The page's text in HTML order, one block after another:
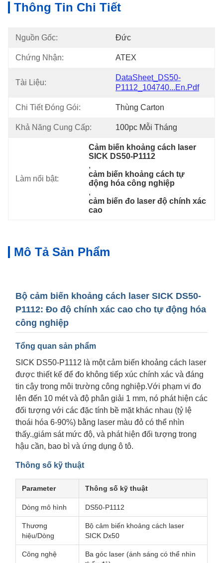
Thông Tin Chi Tiết
Nguồn Gốc: Đức
Chứng Nhận: ATEX
Tài Liệu:
DataSheet_DS50-
P1112_104740...en.pdf
Chi Tiết Đóng Gói: Thùng Carton
Khả Năng Cung Cấp: 100pc Mỗi Tháng
Làm nổi bật:
Cảm biến khoảng cách laser
SICK DS50-P1112
,
cảm biến khoảng cách tự
động hóa công nghiệp
,
cảm biến đo laser độ chính xác
cao
Mô Tả Sản Phẩm
Bộ cảm biến khoảng cách laser SICK DS50-
P1112: Đo độ chính xác cao cho tự động hóa
công nghiệp
Tổng quan sản phẩm
SICK DS50-P1112 là một cảm biến khoảng cách laser
được thiết kế để đo không tiếp xúc chính xác và đáng
tin cậy trong môi trường công nghiệp.Với phạm vi đo
lên đến 10 mét và độ phân giải 1 mm, nó phát hiện các
đối tượng với các đặc tính bề mặt khác nhau (tỷ lệ
thoái hóa 6-90%) bằng laser màu đỏ có thể nhìn
thấy.,giám sát mức độ, và phát hiện đối tượng trong
hậu cần, bao bì và ứng dụng ô tô.
Thông số kỹ thuật
Parameter Thông số kỹ thuật
Dòng mô hình DS50-P1112
Thương
hiệu/Dòng
Bộ cảm biến khoảng cách laser
SICK Dx50
Công nghệ
Ba góc laser (ánh sáng có thể nhìn